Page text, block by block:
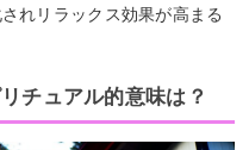
れリラックス効果が高まる
チュアル的意味は？